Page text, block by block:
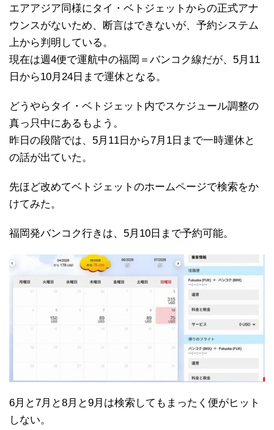
エアアジア同様にタイ・ベトジェットからの正式アナ
ウンスがないため、断言はできないが、予約システム
上から判明している。
現在は週4便で運航中の福岡＝バンコク線だが、5月11
日から10月24日まで運休となる。
どうやらタイ・ベトジェット内でスケジュール調整の
真っ只中にあるもよう。
昨日の段階では、5月11日から7月1日まで一時運休と
の話が出ていた。
先ほど改めてベトジェットのホームページで検索をか
けてみた。
福岡発バンコク行きは、5月10日まで予約可能。
6月と7月と8月と9月は検索してもまったく便がヒット
しない。